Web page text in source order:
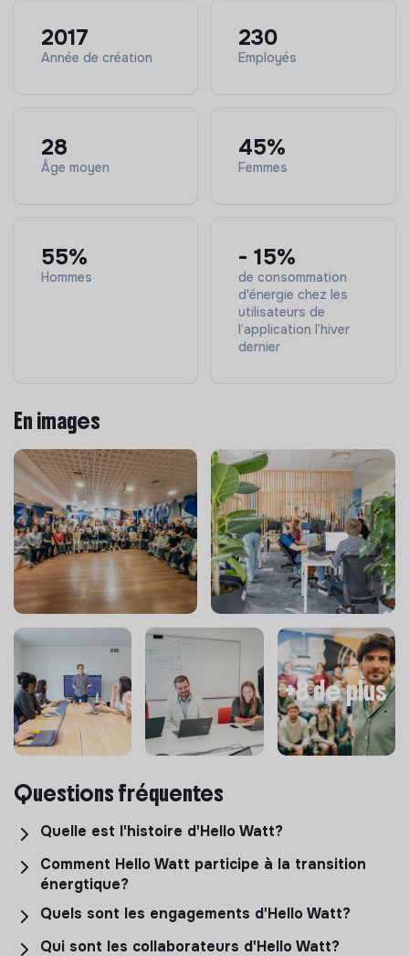
cet impact.
User focused: à l’écoute de nos clients, nous
développement de chacun en fondant nos relations
sur l’humilité et l’honnêteté.
2017
Année de création
230
Employés
28
Âge moyen
45%
Femmes
55%
Hommes
- 15%
de consommation
d'énergie chez les
utilisateurs de
l’application l’hiver
dernier
En images
+8 de plus
Questions fréquentes
Quelle est l'histoire d'Hello Watt?
Comment Hello Watt participe à la transition
énergtique?
Quels sont les engagements d'Hello Watt?
Qui sont les collaborateurs d'Hello Watt?